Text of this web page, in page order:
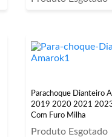
Parachoque Dianteiro
2019 2020 2021
Com Furo Milha
Produto Esgotado